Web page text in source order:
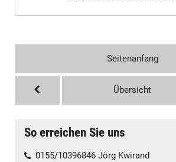
Seitenanfang
Übersicht
So erreichen Sie uns
0155/10396846 Jörg Kwirand